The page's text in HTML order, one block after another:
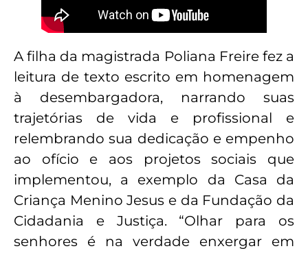
A filha da magistrada Poliana Freire fez a
leitura de texto escrito em homenagem
à desembargadora, narrando suas
trajetórias de vida e profissional e
relembrando sua dedicação e empenho
ao ofício e aos projetos sociais que
implementou, a exemplo da Casa da
Criança Menino Jesus e da Fundação da
Cidadania e Justiça. “Olhar para os
senhores é na verdade enxergar em